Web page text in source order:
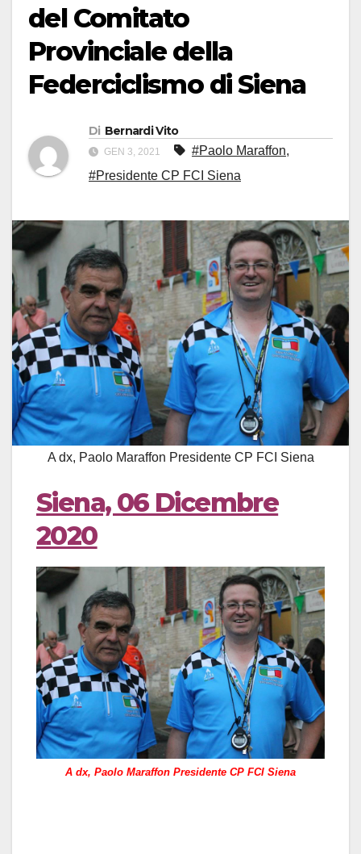
del Comitato
Provinciale della
Federciclismo di Siena
Di Bernardi Vito
GEN 3, 2021 #Paolo Maraffon,
#Presidente CP FCI Siena
A dx, Paolo Maraffon Presidente CP FCI Siena
Siena, 06 Dicembre
2020
A dx, Paolo Maraffon Presidente CP FCI Siena